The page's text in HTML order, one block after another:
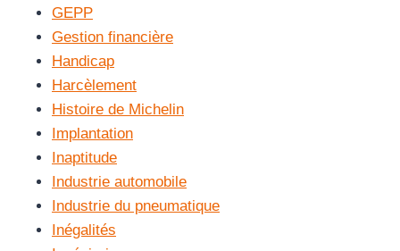
GEPP
Gestion financière
Handicap
Harcèlement
Histoire de Michelin
Implantation
Inaptitude
Industrie automobile
Industrie du pneumatique
Inégalités